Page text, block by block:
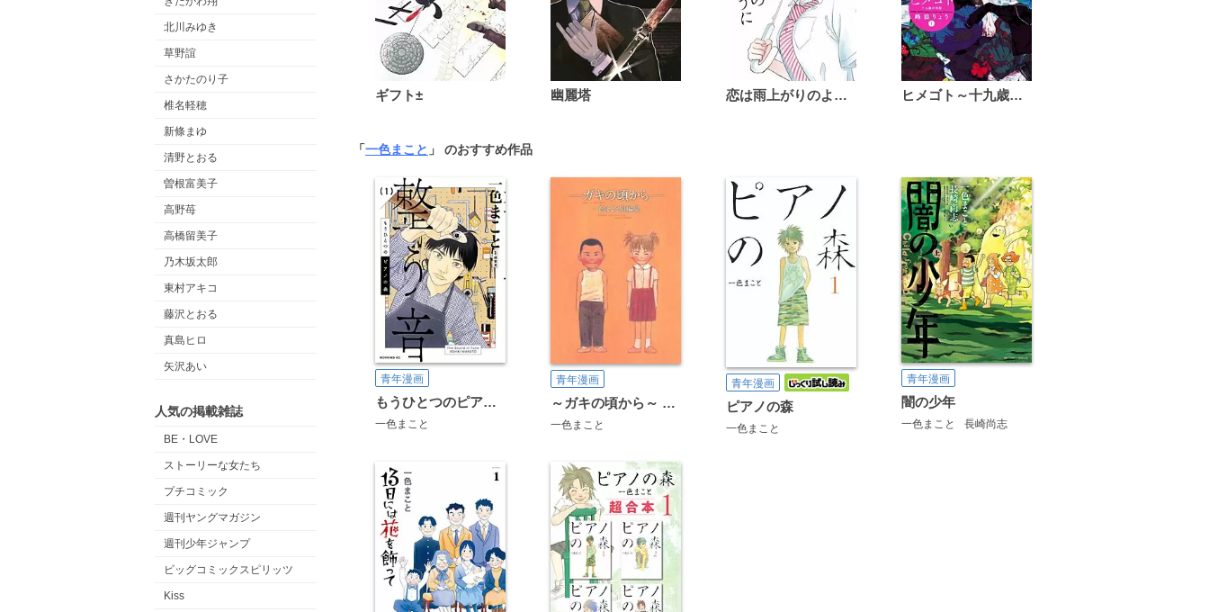
北川みゆき
草野誼
さかたのり子
椎名軽穂
新條まゆ
清野とおる
曽根富美子
高野苺
高橋留美子
乃木坂太郎
東村アキコ
藤沢とおる
真島ヒロ
矢沢あい
人気の掲載雑誌
BE・LOVE
ストーリーな女たち
プチコミック
週刊ヤングマガジン
週刊少年ジャンプ
ビッグコミックスピリッツ
Kiss
ギフト± 幽麗塔 恋は雨上がりのように ヒメゴト～十九歳の制服～
「一色まこと 」 のおすすめ作品
青年漫画
もうひとつのピアノの森 整う音
一色まこと
青年漫画
～ガキの頃から～ 一色まこと短編集
一色まこと
青年漫画
ピアノの森
一色まこと
青年漫画
闇の少年
一色まこと 長崎尚志